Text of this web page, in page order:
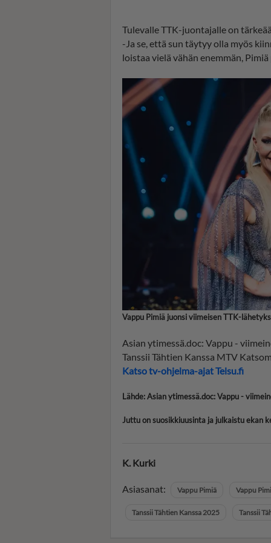
Tulevalle TTK-juontajalle on
-Ja se, että sun täytyy olla myös
loistaa vielä vähän enemmän,
Vappu Pimiä juonsi viimeisen TTK-
Asian ytimessä.doc: Vappu -
Tanssii Tähtien Kanssa MTV
Katso tv-ohjelma-ajat Telsu.fi
Lähde: Asian ytimessä.doc: Vappu -
Juttu on suosikkiuusinta ja julkaistu ekan
K. Kurki
Asiasanat: Vappu Pimiä Vappu
Tanssii Tähtien Kanssa 2025 Tanssii